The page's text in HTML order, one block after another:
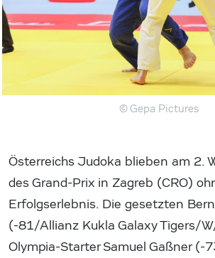
© Gepa Pictures
Österreichs Judoka blieben am 2.
des Grand-Prix in Zagreb (CRO)
Erfolgserlebnis. Die gesetzten
(-81/Allianz Kukla Galaxy Tigers/
Olympia-Starter Samuel Gaßner (-